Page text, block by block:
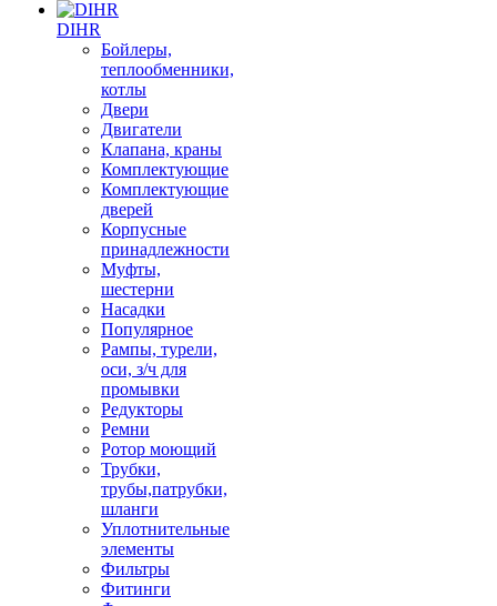
DIHR
Бойлеры,
теплообменники,
котлы
Двери
Двигатели
Клапана, краны
Комплектующие
Комплектующие
дверей
Корпусные
принадлежности
Муфты,
шестерни
Насадки
Популярное
Рампы, турели,
оси, з/ч для
промывки
Редукторы
Ремни
Ротор моющий
Трубки,
трубы,патрубки,
шланги
Уплотнительные
элементы
Фильтры
Фитинги